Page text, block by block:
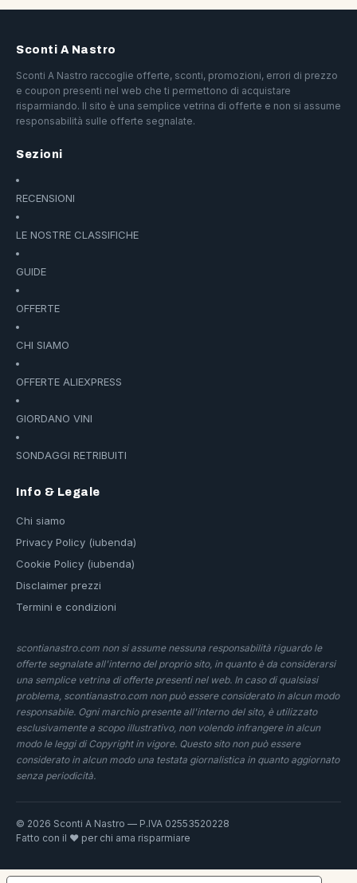
Sconti A Nastro
Sconti A Nastro raccoglie offerte, sconti, promozioni, errori di prezzo
e coupon presenti nel web che ti permettono di acquistare
risparmiando. Il sito è una semplice vetrina di offerte e non si assume
responsabilità sulle offerte segnalate.
Sezioni
RECENSIONI
LE NOSTRE CLASSIFICHE
GUIDE
OFFERTE
CHI SIAMO
OFFERTE ALIEXPRESS
GIORDANO VINI
SONDAGGI RETRIBUITI
Info & Legale
Chi siamo
Privacy Policy (iubenda)
Cookie Policy (iubenda)
Disclaimer prezzi
Termini e condizioni
scontianastro.com non si assume nessuna responsabilità riguardo le
offerte segnalate all'interno del proprio sito, in quanto è da considerarsi
una semplice vetrina di offerte presenti nel web. In caso di qualsiasi
problema, scontianastro.com non può essere considerato in alcun modo
responsabile. Ogni marchio presente all'interno del sito, è utilizzato
esclusivamente a scopo illustrativo, non volendo infrangere in alcun
modo le leggi di Copyright in vigore. Questo sito non può essere
considerato in alcun modo una testata giornalistica in quanto aggiornato
senza periodicità.
© 2026 Sconti A Nastro — P.IVA 02553520228
Fatto con il ❤️ per chi ama risparmiare